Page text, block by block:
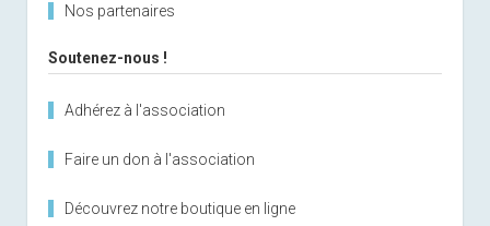
Nos partenaires
Soutenez-nous !
Adhérez à l'association
Faire un don à l'association
Découvrez notre boutique en ligne